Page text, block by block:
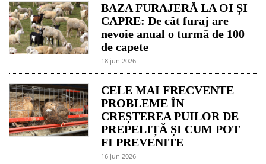
BAZA FURAJERĂ LA OI ȘI
CAPRE: De cât furaj are
nevoie anual o turmă de 100
de capete
18 jun 2026
CELE MAI FRECVENTE
PROBLEME ÎN
CREȘTEREA PUILOR DE
PREPELIȚĂ ȘI CUM POT
FI PREVENITE
16 jun 2026